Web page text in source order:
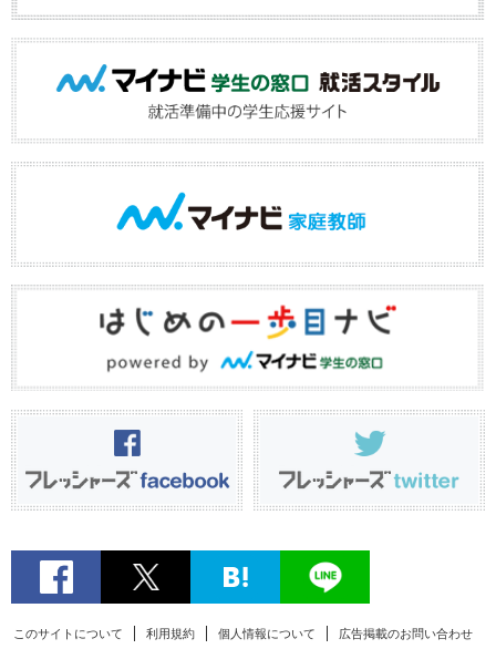
このサイトについて 利用規約 個人情報について 広告掲載のお問い合わせ